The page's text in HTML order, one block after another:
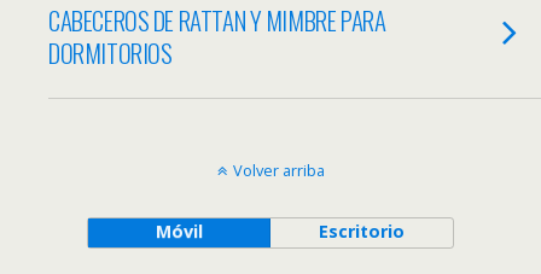
CABECEROS DE RATTAN Y MIMBRE PARA
DORMITORIOS
Volver arriba
Móvil Escritorio